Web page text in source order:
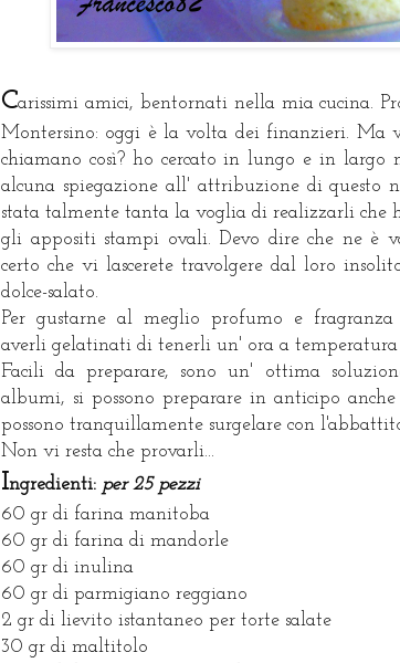
Carissimi amici, bentornati nella mia cucina.
Montersino: oggi è la volta dei finanzieri. Ma
chiamano così? ho cercato in lungo e in largo
alcuna spiegazione all' attribuzione di questo
stata talmente tanta la voglia di realizzarli che
gli appositi stampi ovali. Devo dire che ne è
certo che vi lascerete travolgere dal loro
dolce-salato.
Per gustarne al meglio profumo e
averli gelatinati di tenerli un' ora a temperatura
Facili da preparare, sono un' ottima
albumi, si possono preparare in anticipo
possono tranquillamente surgelare con
Non vi resta che provarli...
Ingredienti: per 25 pezzi
60 gr di farina manitoba
60 gr di farina di mandorle
60 gr di inulina
60 gr di parmigiano reggiano
2 gr di lievito istantaneo per torte salate
30 gr di maltitolo